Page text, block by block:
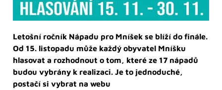
Letošní ročník Nápadu pro Mníšek se blíží do finále.
Od 15. listopadu může každý obyvatel Mníšku
hlasovat a rozhodnout o tom, které ze 17 nápadů
budou vybrány k realizaci. Je to jednoduché,
postačí si vybrat na webu